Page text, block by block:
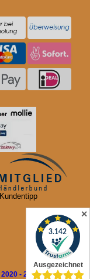
- 2026 Rolladen
✕